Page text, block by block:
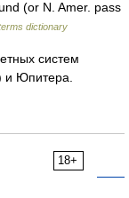
(or N. Amer. pass
dictionary
систем
и Юпитера.
18+